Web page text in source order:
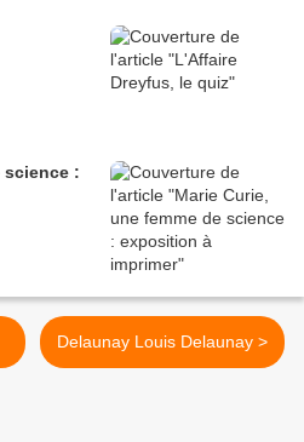
science :
Delaunay Louis Delaunay >